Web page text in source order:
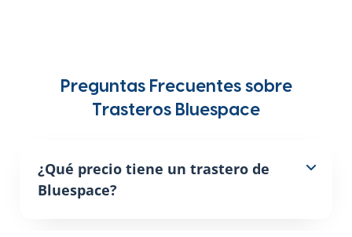
Preguntas Frecuentes sobre
Trasteros Bluespace
¿Qué precio tiene un trastero de
Bluespace?